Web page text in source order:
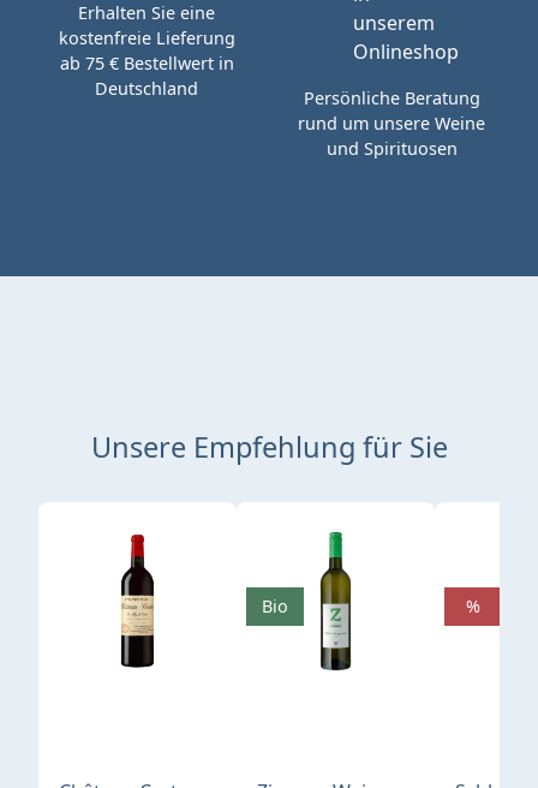
Erhalten Sie eine
kostenfreie Lieferung
ab 75 € Bestellwert in
Deutschland
Persönliche Beratung
rund um unsere Weine
und Spirituosen
Unsere Empfehlung für Sie
Produktgalerie überspringen
Bio %